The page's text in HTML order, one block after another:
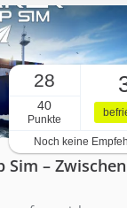
28
40
Punkte
Noch keine
Sim –